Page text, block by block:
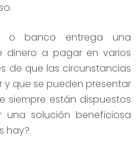
o banco entrega una
dinero a pagar en varios
de que las circunstancias
que se pueden presentar
siempre están dispuestos
solución beneficiosa
hay?